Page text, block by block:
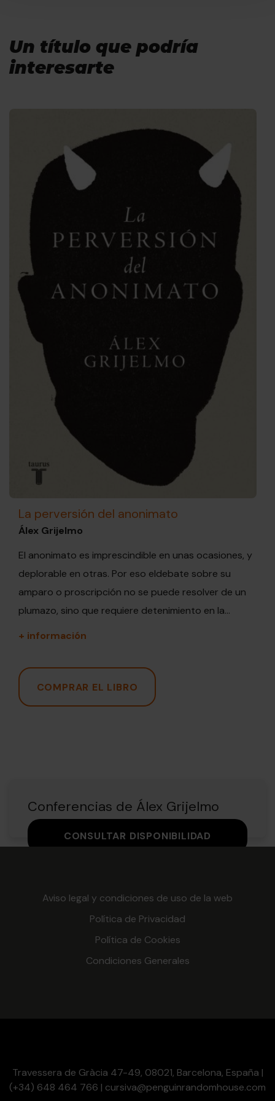
Un título que podría
interesarte
La perversión del anonimato
Álex Grijelmo
El anonimato es imprescindible en unas ocasiones, y
deplorable en otras. Por eso eldebate sobre su
amparo o proscripción no se puede resolver de un
plumazo, sino que requiere detenimiento en la...
+ información
COMPRAR EL LIBRO
Conferencias de Álex Grijelmo
CONSULTAR DISPONIBILIDAD
Aviso legal y condiciones de uso de la web
Política de Privacidad
Política de Cookies
Condiciones Generales
Travessera de Gràcia 47-49, 08021, Barcelona, España |
(+34) 648 464 766 | cursiva@penguinrandomhouse.com